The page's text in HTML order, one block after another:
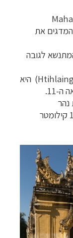
את
תנשא לגובה
היא
ה-11.